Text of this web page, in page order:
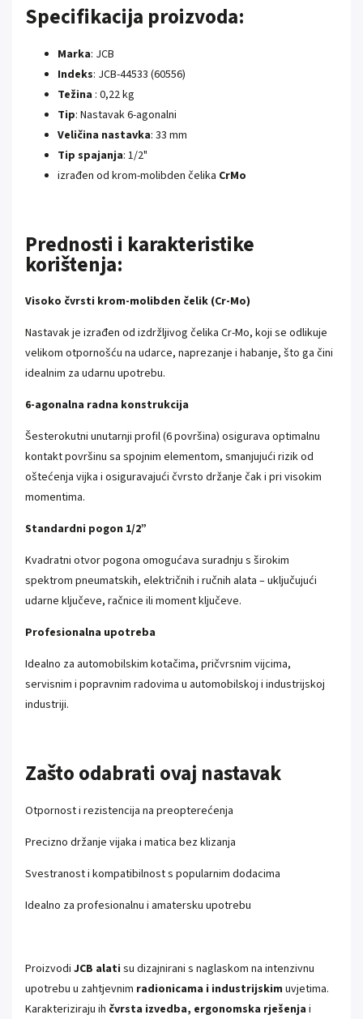
Specifikacija proizvoda:
Marka: JCB
Indeks: JCB-44533 (60556)
Težina : 0,22 kg
Tip: Nastavak 6-agonalni
Veličina nastavka: 33 mm
Tip spajanja: 1/2"
izrađen od krom-molibden čelika CrMo
Prednosti i karakteristike
korištenja:
Visoko čvrsti krom-molibden čelik (Cr-Mo)
Nastavak je izrađen od izdržljivog čelika Cr-Mo, koji se odlikuje
velikom otpornošću na udarce, naprezanje i habanje, što ga čini
idealnim za udarnu upotrebu.
6-agonalna radna konstrukcija
Šesterokutni unutarnji profil (6 površina) osigurava optimalnu
kontakt površinu sa spojnim elementom, smanjujući rizik od
oštećenja vijka i osiguravajući čvrsto držanje čak i pri visokim
momentima.
Standardni pogon 1/2”
Kvadratni otvor pogona omogućava suradnju s širokim
spektrom pneumatskih, električnih i ručnih alata – uključujući
udarne ključeve, račnice ili moment ključeve.
Profesionalna upotreba
Idealno za automobilskim kotačima, pričvrsnim vijcima,
servisnim i popravnim radovima u automobilskoj i industrijskoj
industriji.
Zašto odabrati ovaj nastavak
Otpornost i rezistencija na preopterećenja
Precizno držanje vijaka i matica bez klizanja
Svestranost i kompatibilnost s popularnim dodacima
Idealno za profesionalnu i amatersku upotrebu
Proizvodi JCB alati su dizajnirani s naglaskom na intenzivnu
upotrebu u zahtjevnim radionicama i industrijskim uvjetima.
Karakteriziraju ih čvrsta izvedba, ergonomska rješenja i